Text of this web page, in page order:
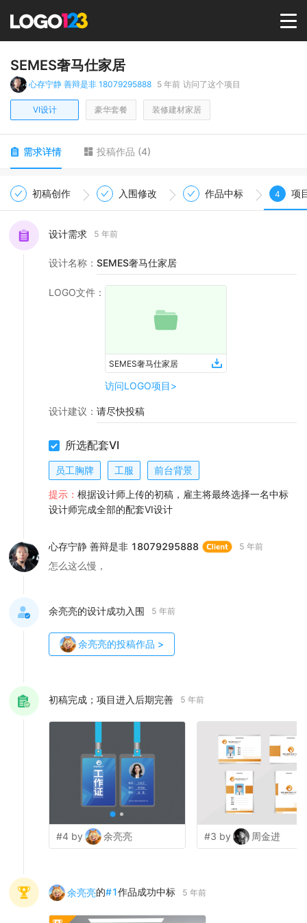
选择套餐→
LOGO案例
商标版权
登录 / 注册
SEMES奢马仕家居
心存宁静 善辩是非 18079295888 5 年前 访问了这个项目
VI设计 豪华套餐 装修建材家居
需求详情 投稿作品 (4)
初稿创作 入围修改 作品中标 4 项
设计需求 5 年前
设计名称 ： SEMES奢马仕家居
LOGO文件 ：
SEMES奢马仕家居
访问LOGO项目>
设计建议 ： 请尽快投稿
所选配套VI
员工胸牌 工服 前台背景
提示： 根据设计师上传的初稿，雇主将最终选择一名中标
设计师完成全部的配套VI设计
心存宁静 善辩是非 18079295888 5 年前
怎么这么慢，
余亮亮的设计成功入围 5 年前
余亮亮的投稿作品 >
初稿完成；项目进入后期完善 5 年前
#4 by 余亮亮 #3 by 周金进
余亮亮的#1作品成功中标 5 年前